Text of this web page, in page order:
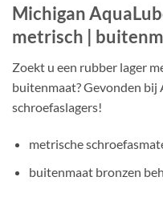
Michigan
metrisch |
Zoekt u een rubber lager
buitenmaat? Gevonden
schroefaslagers!
metrische
buitenmaat bronzen